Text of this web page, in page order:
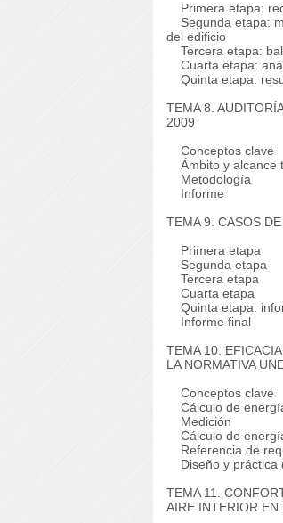
Primera etapa:
Segunda etapa:
del edificio
Tercera etapa:
Cuarta etapa:
Quinta etapa:
TEMA 8.
2009
Conceptos clave
Ámbito y alcance
Metodología
Informe
TEMA 9. CASOS
Primera etapa
Segunda etapa
Tercera etapa
Cuarta etapa
Quinta etapa:
Informe final
TEMA 10.
LA NORMATIVA
Conceptos clave
Cálculo de
Medición
Cálculo de
Referencia de
Diseño y práctica
TEMA 11.
AIRE INTERIOR EN